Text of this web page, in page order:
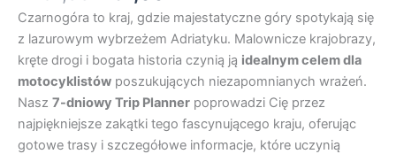
Czarnogóra to kraj, gdzie majestatyczne góry spotykają się
z lazurowym wybrzeżem Adriatyku. Malownicze krajobrazy,
kręte drogi i bogata historia czynią ją idealnym celem dla
motocyklistów poszukujących niezapomnianych wrażeń.
Nasz 7-dniowy Trip Planner poprowadzi Cię przez
najpiękniejsze zakątki tego fascynującego kraju, oferując
gotowe trasy i szczegółowe informacje, które uczynią